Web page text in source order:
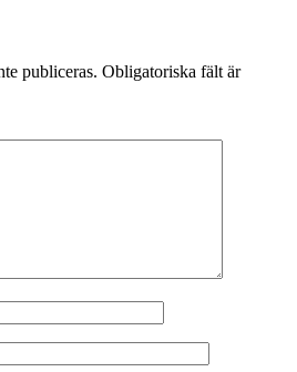
publiceras. Obligatoriska fält är